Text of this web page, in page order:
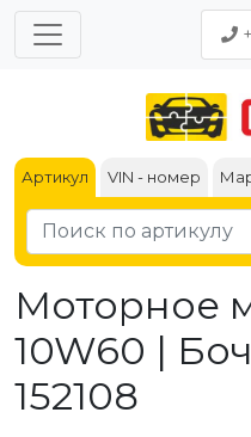
Артикул VIN - номер
Моторное
10W60 |
152108